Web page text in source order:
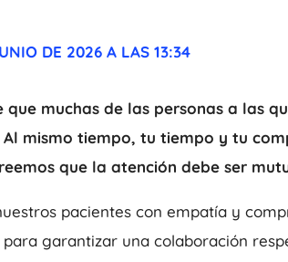
DE 2026 A LAS 13:34
que muchas de las personas a las
mismo tiempo, tu tiempo y tu
que la atención debe ser
pacientes con empatía y
garantizar una colaboración